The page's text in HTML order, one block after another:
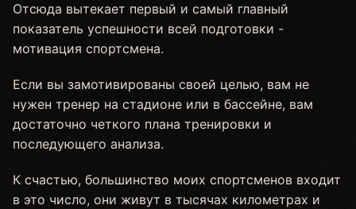
Отсюда вытекает первый и самый главный
показатель успешности всей подготовки -
мотивация спортсмена.
Если вы замотивированы своей целью, вам не
нужен тренер на стадионе или в бассейне, вам
достаточно четкого плана тренировки и
последующего анализа.
К счастью, большинство моих спортсменов входит
в это число, они живут в тысячах километрах и